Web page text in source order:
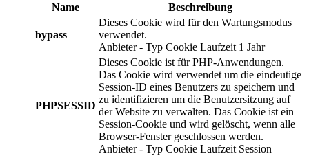
Name
Beschreibung
bypass
Dieses Cookie wird für den Wartungsmodus
verwendet.
Anbieter - Typ Cookie Laufzeit 1 Jahr
PHPSESSID
Dieses Cookie ist für PHP-Anwendungen.
Das Cookie wird verwendet um die eindeutige
Session-ID eines Benutzers zu speichern und
zu identifizieren um die Benutzersitzung auf
der Website zu verwalten. Das Cookie ist ein
Session-Cookie und wird gelöscht, wenn alle
Browser-Fenster geschlossen werden.
Anbieter - Typ Cookie Laufzeit Session